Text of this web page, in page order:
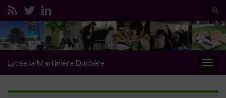
Search for:
Lycée la Martinière Duchère